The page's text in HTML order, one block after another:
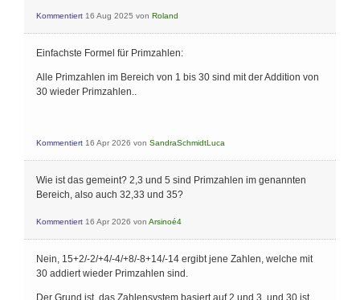
Kommentiert 16 Aug 2025 von Roland
Einfachste Formel für Primzahlen:
Alle Primzahlen im Bereich von 1 bis 30 sind mit der Addition von
30 wieder Primzahlen..
Kommentiert 16 Apr 2026 von SandraSchmidtLuca
Wie ist das gemeint? 2,3 und 5 sind Primzahlen im genannten
Bereich, also auch 32,33 und 35?
Kommentiert 16 Apr 2026 von Arsinoé4
Nein, 15+2/-2/+4/-4/+8/-8+14/-14 ergibt jene Zahlen, welche mit
30 addiert wieder Primzahlen sind.
Der Grund ist, das Zahlensystem basiert auf 2 und 3, und 30 ist